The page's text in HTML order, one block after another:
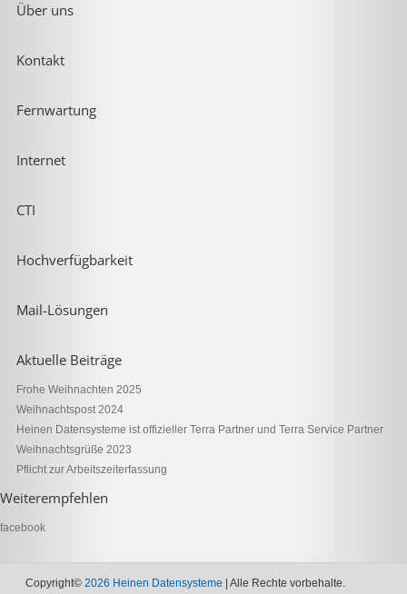
Über uns
Kontakt
Fernwartung
Internet
CTI
Hochverfügbarkeit
Mail-Lösungen
Aktuelle Beiträge
Frohe Weihnachten 2025
Weihnachtspost 2024
Heinen Datensysteme ist offizieller Terra Partner und Terra Service Partner
Weihnachtsgrüße 2023
Pflicht zur Arbeitszeiterfassung
Weiterempfehlen
facebook
Copyright© 2026 Heinen Datensysteme | Alle Rechte vorbehalte.